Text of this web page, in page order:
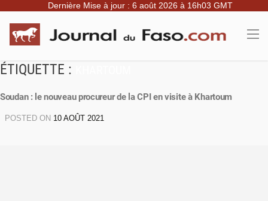
Dernière Mise à jour : 6 août 2026 à 16h03 GMT
ÉTIQUETTE :
Soudan : le nouveau procureur de la CPI en visite à Khartoum
POSTED ON 10 AOÛT 2021